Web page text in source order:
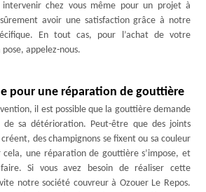
intervenir chez vous même pour un projet à
avoir une satisfaction grâce à notre
En tout cas, pour l’achat de votre
appelez-nous.
pour une réparation de gouttière
il est possible que la gouttière demande
sa détérioration. Peut-être que des joints
des champignons se fixent ou sa couleur
une réparation de gouttière s’impose, et
Si vous avez besoin de réaliser cette
notre société couvreur à Ozouer Le Repos.